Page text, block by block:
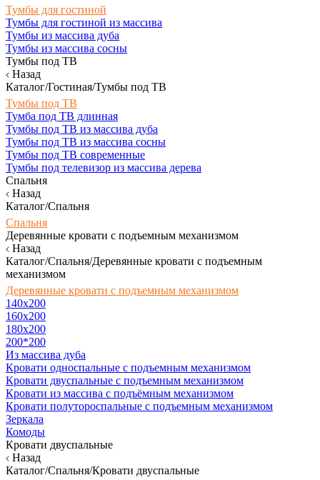
Тумбы для гостиной
Тумбы для гостиной из массива
Тумбы из массива дуба
Тумбы из массива сосны
Тумбы под ТВ
Назад
Каталог/Гостиная/Тумбы под ТВ
Тумбы под ТВ
Тумба под ТВ длинная
Тумбы под ТВ из массива дуба
Тумбы под ТВ из массива сосны
Тумбы под ТВ современные
Тумбы под телевизор из массива дерева
Спальня
Назад
Каталог/Спальня
Спальня
Деревянные кровати с подъемным механизмом
Назад
Каталог/Спальня/Деревянные кровати с подъемным
механизмом
Деревянные кровати с подъемным механизмом
140x200
160х200
180х200
200*200
Из массива дуба
Кровати односпальные с подъемным механизмом
Кровати двуспальные с подъемным механизмом
Кровати из массива с подъёмным механизмом
Кровати полутороспальные с подъемным механизмом
Зеркала
Комоды
Кровати двуспальные
Назад
Каталог/Спальня/Кровати двуспальные